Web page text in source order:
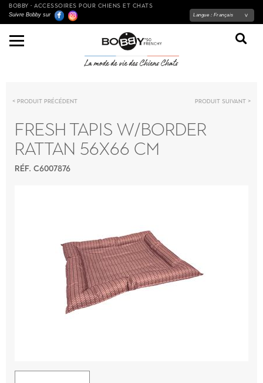
BOBBY - ACCESSOIRES POUR CHIENS ET CHATS
Suivre Bobby sur Langue : Français
Produit précédent Produit suivant
FRESH TAPIS W/BORDER
RATTAN 56X66 CM
RÉF. C6007876